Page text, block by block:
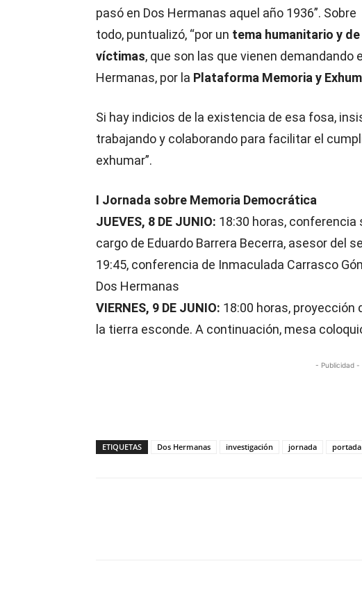
pasó en Dos Hermanas aquel año 1936”. Sobre
todo, puntualizó, “por un tema humanitario y
víctimas, que son las que vienen demandando
Hermanas, por la Plataforma Memoria y
Si hay indicios de la existencia de esa fosa,
trabajando y colaborando para facilitar el
exhumar”.
I Jornada sobre Memoria Democrática
JUEVES, 8 DE JUNIO: 18:30 horas, conferencia
cargo de Eduardo Barrera Becerra, asesor del
19:45, conferencia de Inmaculada Carrasco
Dos Hermanas
VIERNES, 9 DE JUNIO: 18:00 horas, proyección
la tierra esconde. A continuación, mesa
- Publicidad -
ETIQUETAS Dos Hermanas investigación jornada portada